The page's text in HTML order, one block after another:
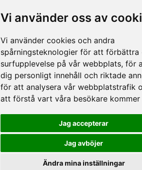
Vi använder oss av
Vi använder cookies och andra
spårningsteknologier för att förbättra
surfupplevelse på vår webbplats, för
dig personligt innehåll och riktade
för att analysera vår webbplatstrafik
att förstå vart våra besökare kommer
Jag accepterar
Jag avböjer
Ändra mina inställningar